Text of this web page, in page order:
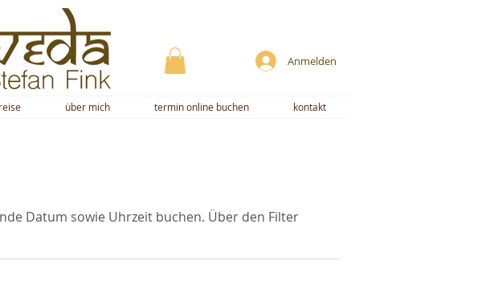
Anmelden
über mich termin online buchen kontakt
Datum sowie Uhrzeit buchen. Über den Filter